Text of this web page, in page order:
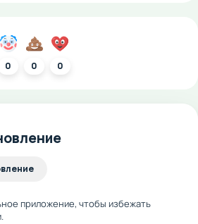
0 0 0
приложение, чтобы избежать